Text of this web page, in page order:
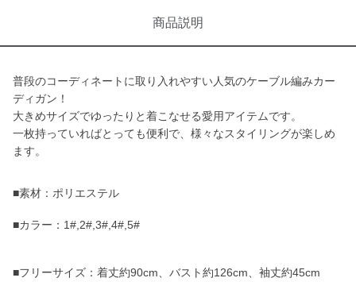
商品説明
普段のコーディネートに取り入れやすい人気のケーブル編みカー
ディガン！
大きめサイズでゆったりと着こなせる愛用アイテムです。
一枚持っていればとっても便利で、様々なスタイリングが楽しめ
ます。
■素材：ポリエステル
■カラー：1#,2#,3#,4#,5#
■フリーサイズ：着丈約90cm、バスト約126cm、袖丈約45cm